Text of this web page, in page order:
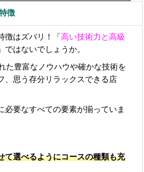
徴
徴はズバリ！「高い技術力と高級
」ではないでしょうか。
た豊富なノウハウや確かな技術を
、思う存分リラックスできる店
必要なすべての要素が揃っていま
て選べるようにコースの種類も充